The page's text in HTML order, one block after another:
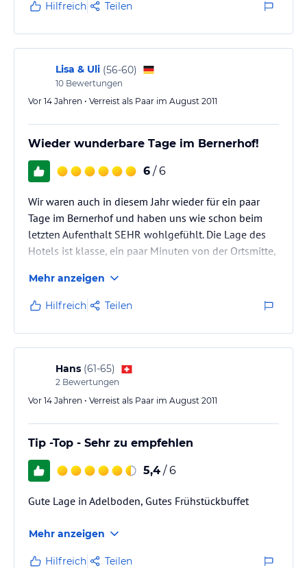
kurzem Aufenthalt täglich nur der Müll entleert wird
und nach dem WC-Papier geschaut. Die 5 Handtücher
reichten uns aber und unser Bett wurde trotzdem
gemacht. Als ich abends bemerkte, dass unser…
Hilfreich Teilen
Lisa & Uli (56-60)
10 Bewertungen
Vor 14 Jahren • Verreist als Paar im August 2011
Wieder wunderbare Tage im Bernerhof!
6 / 6
Wir waren auch in diesem Jahr wieder für ein paar
Tage im Bernerhof und haben uns wie schon beim
letzten Aufenthalt SEHR wohlgefühlt. Die Lage des
Hotels ist klasse, ein paar Minuten von der Ortsmitte,
ein Superzimmer in der 3. Etage hatten mit direktem
Zugang zur riesigen Dachterrasse. Die Sauberkeit des
Zimmers lässwt nichts zu wünschen übrig. Das
Frühstück in Büffetform wieder reichhaltig -
verschiedene Brot- und Brötchensorten, Wurst, Käse,
Müsli,…
Mehr anzeigen
Hilfreich Teilen
Hans (61-65)
2 Bewertungen
Vor 14 Jahren • Verreist als Paar im August 2011
Tip -Top - Sehr zu empfehlen
5,4 / 6
Gute Lage in Adelboden, Gutes Frühstückbuffet
Mehr anzeigen
Hilfreich Teilen